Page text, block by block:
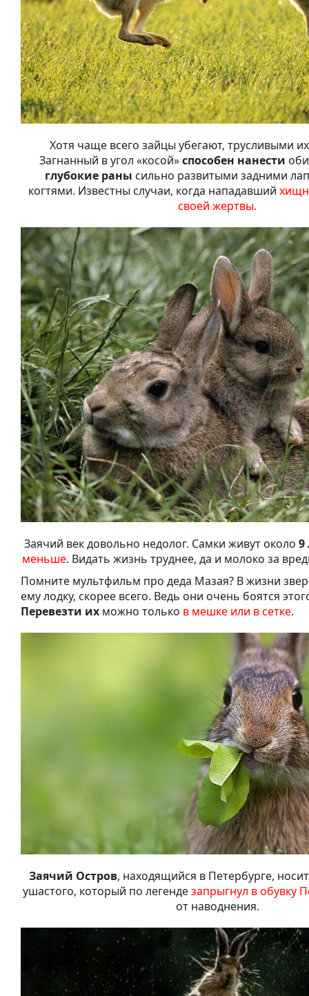
Хотя чаще всего зайцы убегают, трусливыми
Загнанный в угол «косой»способен нанести
глубокие раны сильно развитыми задними
когтями. Известны случаи, когда нападавший
своей жертвы.
Заячий век довольно недолог. Самки живут около 9
меньше. Видать жизнь труднее, да и молоко за
Помните мультфильм про деда Мазая? В жизни
ему лодку, скорее всего. Ведь они очень боятся
Перевезти их можно только в мешке или в сетке.
Заячий Остров, находящийся в Петербурге,
ушастого, который по легендезапрыгнул в обувку
от наводнения.